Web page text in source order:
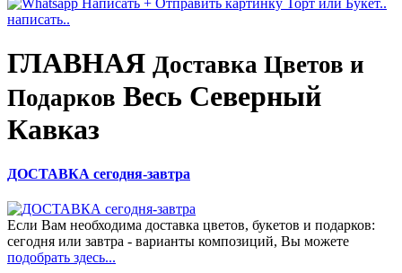
написать..
ГЛАВНАЯ Доставка Цветов и
Подарков Весь Северный
Кавказ
ДОСТАВКА сегодня-завтра
Если Вам необходима доставка цветов, букетов и подарков:
сегодня или завтра - варианты композиций, Вы можете
подобрать здесь...